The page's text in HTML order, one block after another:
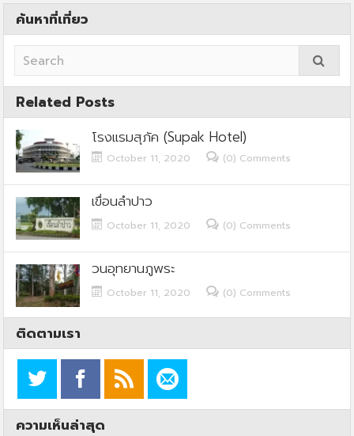
ค้นหาที่เที่ยว
Related Posts
โรงแรมสุภัค (Supak Hotel)
October 11, 2020 (0) Comments
เขื่อนลำปาว
October 11, 2020 (0) Comments
วนอุทยานภูพระ
October 11, 2020 (0) Comments
ติดตามเรา
ความเห็นล่าสุด